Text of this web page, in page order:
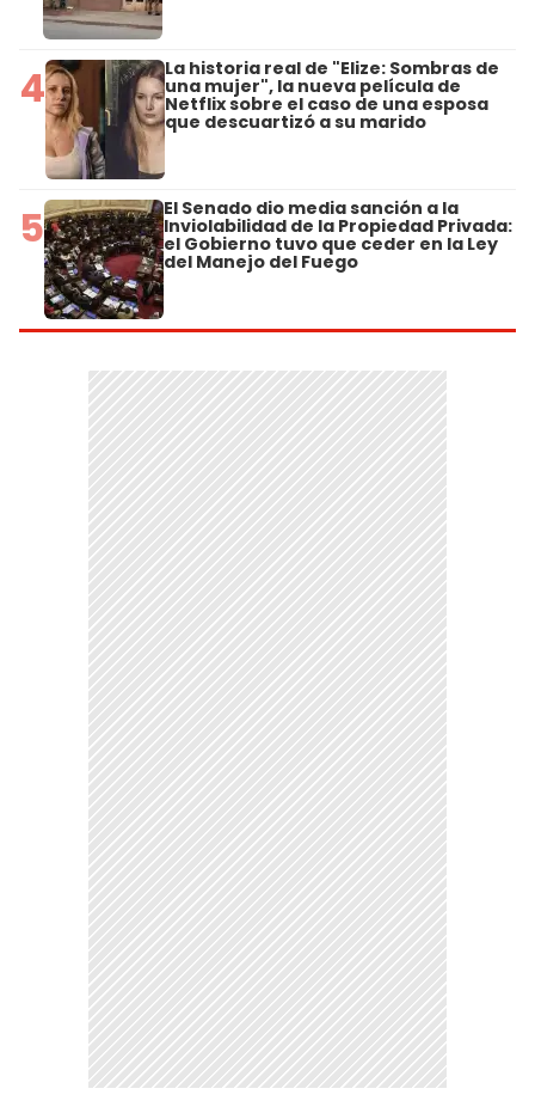
4 La historia real de "Elize: Sombras de
una mujer", la nueva película de
Netflix sobre el caso de una esposa
que descuartizó a su marido
5 El Senado dio media sanción a la
Inviolabilidad de la Propiedad Privada:
el Gobierno tuvo que ceder en la Ley
del Manejo del Fuego